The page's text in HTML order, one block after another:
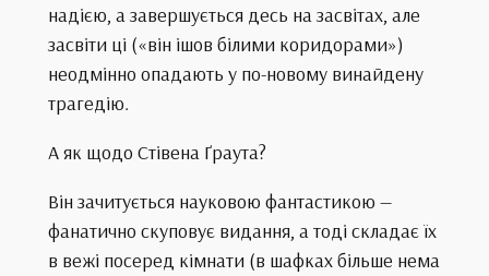
надією, а завершується десь на засвітах, але
засвіти ці («він ішов білими коридорами»)
неодмінно опадають у по-новому винайдену
трагедію.
А як щодо Стівена Ґраута?
Він зачитується науковою фантастикою —
фанатично скуповує видання, а тоді складає їх
в вежі посеред кімнати (в шафках більше нема